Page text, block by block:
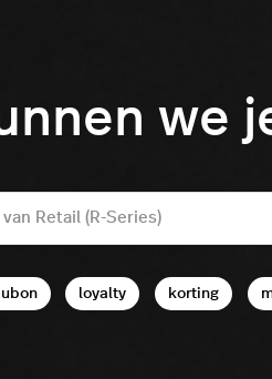
we
loyalty korting